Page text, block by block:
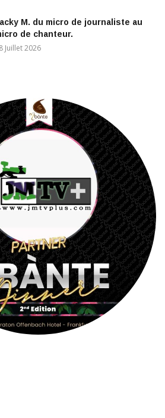
M. du micro de journaliste au
de chanteur.
Juillet 2026